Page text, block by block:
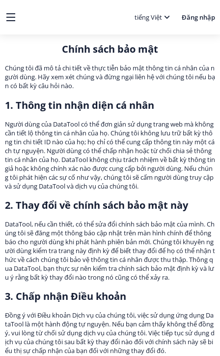
tiếng Việt Đăng nhập
Chính sách bảo mật
Chúng tôi đã mô tả chi tiết về thực tiễn bảo mật thông tin cá nhân của n
gười dùng. Hãy xem xét chúng và đừng ngại liên hệ với chúng tôi nếu bạ
n có bất kỳ câu hỏi nào.
1. Thông tin nhận diện cá nhân
Người dùng của DataTool có thể đơn giản sử dụng trang web mà không
cần tiết lộ thông tin cá nhân của họ. Chúng tôi không lưu trữ bất kỳ thô
ng tin chi tiết ID nào của họ; họ chỉ có thể cung cấp thông tin này một cá
ch tự nguyện. Người dùng có thể chấp nhận hoặc từ chối chia sẻ thông
tin cá nhân của họ. DataTool không chịu trách nhiệm về bất kỳ thông tin
giả hoặc không chính xác nào được cung cấp bởi người dùng. Nếu chún
g tôi phát hiện các sự cố như vậy, chúng tôi sẽ cấm người dùng truy cập
và sử dụng DataTool và dịch vụ của chúng tôi.
2. Thay đổi về chính sách bảo mật này
DataTool, nếu cần thiết, có thể sửa đổi chính sách bảo mật của mình. Ch
úng tôi sẽ đăng một thông báo cập nhật trên màn hình chính để thông
báo cho người dùng khi phát hành phiên bản mới. Chúng tôi khuyên ng
ười dùng kiểm tra trang này định kỳ để biết thay đổi để họ có thể nhận t
hức về cách chúng tôi bảo vệ thông tin cá nhân được thu thập. Thông q
ua DataTool, bạn thực sự nên kiểm tra chính sách bảo mật định kỳ và lư
u ý rằng bất kỳ thay đổi nào trong nó cũng có thể xảy ra.
3. Chấp nhận Điều khoản
Đồng ý với Điều khoản Dịch vụ của chúng tôi, việc sử dụng ứng dụng Da
taTool là một hành động tự nguyện. Nếu bạn cảm thấy không thể đồng
ý, vui lòng từ chối sử dụng dịch vụ của chúng tôi. Việc tiếp tục sử dụng d
ịch vụ của chúng tôi sau bất kỳ thay đổi nào đối với chính sách này sẽ bi
ểu thị sự chấp nhận của bạn đối với những thay đổi đó.